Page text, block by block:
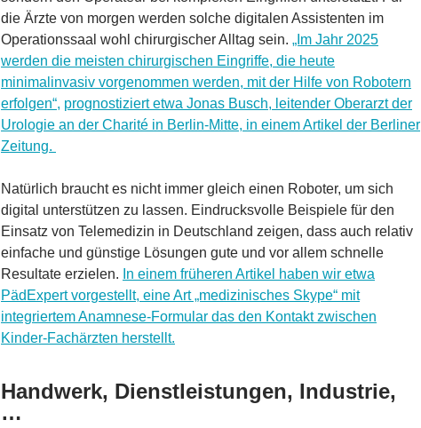
die Ärzte von morgen werden solche digitalen Assistenten im
Operationssaal wohl chirurgischer Alltag sein. „Im Jahr 2025
werden die meisten chirurgischen Eingriffe, die heute
minimalinvasiv vorgenommen werden, mit der Hilfe von Robotern
erfolgen“, prognostiziert etwa Jonas Busch, leitender Oberarzt der
Urologie an der Charité in Berlin-Mitte, in einem Artikel der Berliner
Zeitung.
Natürlich braucht es nicht immer gleich einen Roboter, um sich
digital unterstützen zu lassen. Eindrucksvolle Beispiele für den
Einsatz von Telemedizin in Deutschland zeigen, dass auch relativ
einfache und günstige Lösungen gute und vor allem schnelle
Resultate erzielen. In einem früheren Artikel haben wir etwa
PädExpert vorgestellt, eine Art „medizinisches Skype“ mit
integriertem Anamnese-Formular das den Kontakt zwischen
Kinder-Fachärzten herstellt.
Handwerk, Dienstleistungen, Industrie,
…